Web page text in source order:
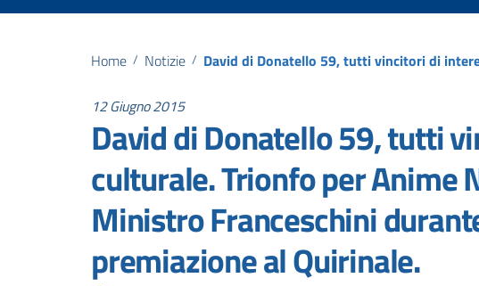
Home / Notizie /
12 Giugno 2015
David di Donatello 59, tutti
culturale. Trionfo per Anime
Ministro Franceschini
premiazione al Quirinale.